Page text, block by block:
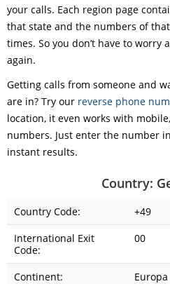
your calls. Each region page
that state and the numbers of
times. So you don’t have to
again.
Getting calls from someone and
are in? Try our reverse phone
location, it even works with
numbers. Just enter the number
instant results.
Country:
Country Code:
+49
International Exit
Code:
00
Continent:
Europa